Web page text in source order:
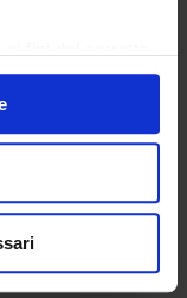
migliorarne la
carattere
in menopausa
vasomotori della
cosa fare per
dopo la menopausa